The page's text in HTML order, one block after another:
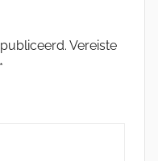
Vereiste
*